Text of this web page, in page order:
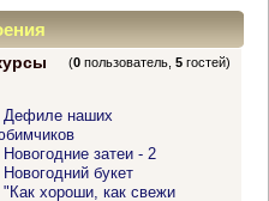
(0 пользователь,5 гостей)
Дефиле наших
Новогодние затеи - 2
Новогодний букет
"Как хороши, как свежи